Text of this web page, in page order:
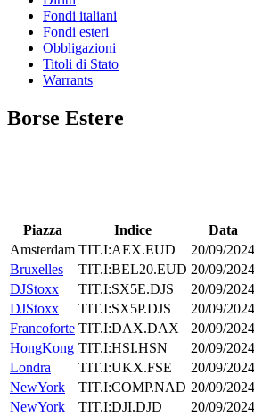
Fondi italiani
Fondi esteri
Obbligazioni
Titoli di Stato
Warrants
Borse Estere
Piazza Indice Data
Amsterdam TIT.I:AEX.EUD 20/09/2024
Bruxelles
TIT.I:BEL20.EUD 20/09/2024
DJStoxx
TIT.I:SX5E.DJS 20/09/2024
DJStoxx
TIT.I:SX5P.DJS 20/09/2024
Francoforte TIT.I:DAX.DAX 20/09/2024
HongKong TIT.I:HSI.HSN 20/09/2024
Londra
TIT.I:UKX.FSE 20/09/2024
NewYork
TIT.I:COMP.NAD 20/09/2024
NewYork
TIT.I:DJI.DJD 20/09/2024